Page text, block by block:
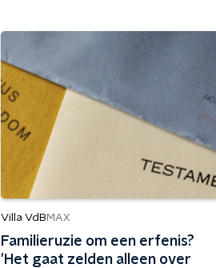
Villa VdB MAX
Familieruzie om een erfenis?
'Het gaat zelden alleen over